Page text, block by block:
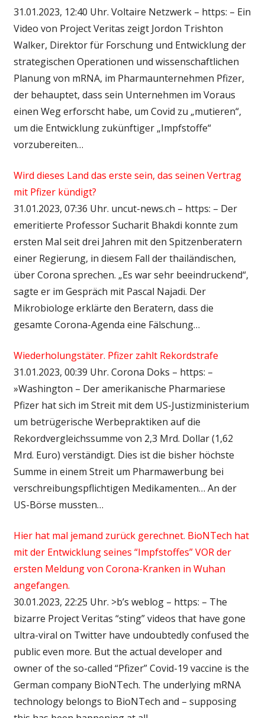
31.01.2023, 12:40 Uhr. Voltaire Netzwerk – https: – Ein
Video von Project Veritas zeigt Jordon Trishton
Walker, Direktor für Forschung und Entwicklung der
strategischen Operationen und wissenschaftlichen
Planung von mRNA, im Pharmaunternehmen Pfizer,
der behauptet, dass sein Unternehmen im Voraus
einen Weg erforscht habe, um Covid zu „mutieren“,
um die Entwicklung zukünftiger „Impfstoffe“
vorzubereiten…
Wird dieses Land das erste sein, das seinen Vertrag
mit Pfizer kündigt?
31.01.2023, 07:36 Uhr. uncut-news.ch – https: – Der
emeritierte Professor Sucharit Bhakdi konnte zum
ersten Mal seit drei Jahren mit den Spitzenberatern
einer Regierung, in diesem Fall der thailändischen,
über Corona sprechen. „Es war sehr beeindruckend“,
sagte er im Gespräch mit Pascal Najadi. Der
Mikrobiologe erklärte den Beratern, dass die
gesamte Corona-Agenda eine Fälschung…
Wiederholungstäter. Pfizer zahlt Rekordstrafe
31.01.2023, 00:39 Uhr. Corona Doks – https: –
»Washington – Der amerikanische Pharmariese
Pfizer hat sich im Streit mit dem US-Justizministerium
um betrügerische Werbepraktiken auf die
Rekordvergleichssumme von 2,3 Mrd. Dollar (1,62
Mrd. Euro) verständigt. Dies ist die bisher höchste
Summe in einem Streit um Pharmawerbung bei
verschreibungspflichtigen Medikamenten… An der
US-Börse mussten…
Hier hat mal jemand zurück gerechnet. BioNTech hat
mit der Entwicklung seines “Impfstoffes” VOR der
ersten Meldung von Corona-Kranken in Wuhan
angefangen.
30.01.2023, 22:25 Uhr. >b’s weblog – https: – The
bizarre Project Veritas “sting” videos that have gone
ultra-viral on Twitter have undoubtedly confused the
public even more. But the actual developer and
owner of the so-called “Pfizer” Covid-19 vaccine is the
German company BioNTech. The underlying mRNA
technology belongs to BioNTech and – supposing